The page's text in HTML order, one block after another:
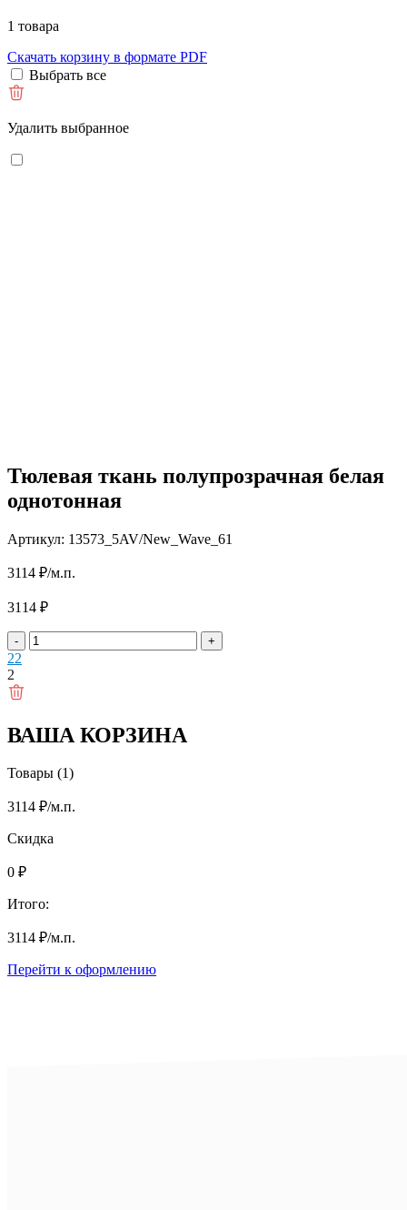
1 товара
Скачать корзину в формате PDF
Выбрать все
Удалить выбранное
Тюлевая ткань полупрозрачная белая
однотонная
Артикул: 13573_5AV/New_Wave_61
3114 ₽/м.п.
3114 ₽
- +
22
2
ВАША КОРЗИНА
Товары (1)
3114 ₽/м.п.
Скидка
0 ₽
Итого:
3114 ₽/м.п.
Перейти к оформлению